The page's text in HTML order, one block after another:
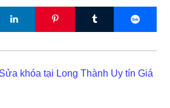
khóa tại Long Thành Uy tín Giá